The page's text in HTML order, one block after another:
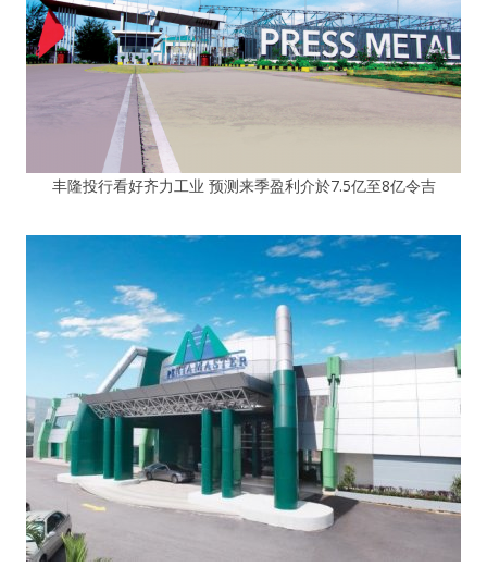
丰隆投行看好齐力工业 预测来季盈利介於7.5亿至8亿令吉